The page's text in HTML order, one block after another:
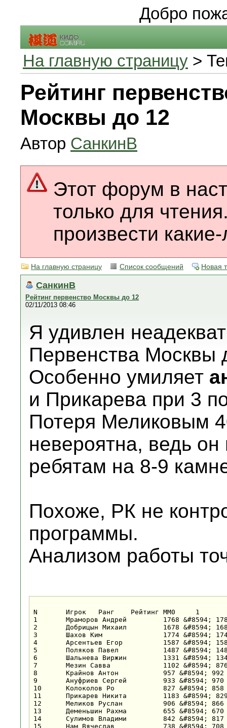
Добро
На главную страницу >
Рейтинг
Москвы до 12
Автор СанкинB
Этот форум в
только для
произвести
На главную страницу Список сообщений Новая
СанкинB
Рейтинг первенство Москвы до 12
02/11/2013 08:46
Я удивлен
Первенства Москвы
Особенно умиляет
и Прикарева при 3
Потеря Меликовым
невероятна, ведь он
ребятам на 8-9
Похоже, РК не
программы.
Анализом работы
N	Игрок	Ранг	Рейтинг	MM0	1	2	3	4	5	6	Очки	Бухг	Берг	Место
1	Мраморов Андрей		1768 &#8594; 1789 (+21)	1	9+	11+	4+	2+	6+	3+	7	29	29	1
2	Добрицын Михаил		1678 &#8594; 1683 (+5)	1	12+	7+	5+	1-	8+	9+	6	29	22	2
3	Шахов Ким		1774 &#8594; 1746 (-28)	1	8+	5-	12+	11+	4+	1-	5	29	17	3
4	Арсентьев Егор		1587 &#8594; 1583 (-4)	1	16+	10+	1-	7+	3-	12+	5	28	16	4
5	Поляков Павел		1487 &#8594; 1489 (+2)	1	14+	3+	2-	8-	16+	10+	5	26	16	5
6	Шальнева Виржин		1331 &#8594; 1340 (+9)	1	10-	13+	16+	9+	1-	8+	5	26	15	6
7	Мезин Савва		1102 &#8594;
8	Крайнов Антон		957 &#8594; 992 (+35)	1	3-	18+	15+	5+	2-	6-	4	28	12	8
9	Ануфриев Сергей		933 &#8594; 970 (+37)	1	1-	19+	26+	6-	15+	2-	4	27&#189;	9&#189;	9
10	Колоколов Ро		827 &#8594; 858 (+31)	1	6+	4-	7-	17+	11+	5-	4	27	12	10
11	Прикарев Никита		1183 &#8594;
12	Меликов Руслан		906 &#8594;
13	Деменьшин Рахма		655 &#8594; 670 (+15)	1	7-	6-	21+	12-	20+	16+	4	23	9	13
14	Сулимов Владими		842 &#8594; 817 (-25)	1	5-	26+	11-	19+	7-	18+	4	22&#189;	8&#189;	14
15	Нам Вячеслав		738 &#8594; 708 (-30)	1	11-	21+	8-	23+	9-	24+	4	19	7	15